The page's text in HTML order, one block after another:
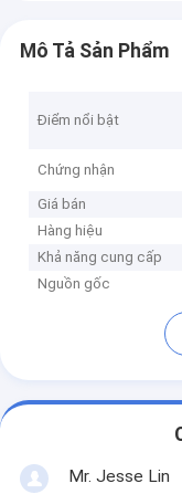
Mô Tả Sản Phẩm
Điểm nổi bật
Chứng nhận
Giá bán
Hàng hiệu
Khả năng cung cấp
Nguồn gốc
Mr. Jesse Lin